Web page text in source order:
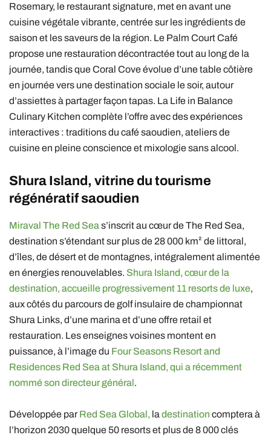
Rosemary, le restaurant signature, met en avant une
cuisine végétale vibrante, centrée sur les ingrédients de
saison et les saveurs de la région. Le Palm Court Café
propose une restauration décontractée tout au long de la
journée, tandis que Coral Cove évolue d’une table côtière
en journée vers une destination sociale le soir, autour
d’assiettes à partager façon tapas. La Life in Balance
Culinary Kitchen complète l’offre avec des expériences
interactives : traditions du café saoudien, ateliers de
cuisine en pleine conscience et mixologie sans alcool.
Shura Island, vitrine du tourisme
régénératif saoudien
Miraval The Red Sea s’inscrit au cœur de The Red Sea,
destination s’étendant sur plus de 28 000 km² de littoral,
d’îles, de désert et de montagnes, intégralement alimentée
en énergies renouvelables. Shura Island, cœur de la
destination, accueille progressivement 11 resorts de luxe,
aux côtés du parcours de golf insulaire de championnat
Shura Links, d’une marina et d’une offre retail et
restauration. Les enseignes voisines montent en
puissance, à l’image du Four Seasons Resort and
Residences Red Sea at Shura Island, qui a récemment
nommé son directeur général.
Développée par Red Sea Global, la destination comptera à
l’horizon 2030 quelque 50 resorts et plus de 8 000 clés